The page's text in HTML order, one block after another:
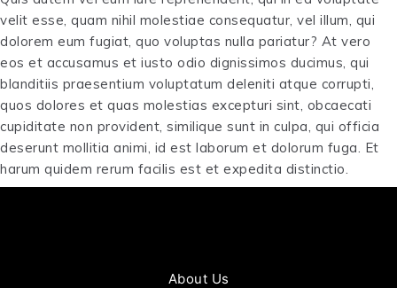
velit esse, quam nihil molestiae consequatur, vel illum, qui
dolorem eum fugiat, quo voluptas nulla pariatur? At vero
eos et accusamus et iusto odio dignissimos ducimus, qui
blanditiis praesentium voluptatum deleniti atque corrupti,
quos dolores et quas molestias excepturi sint, obcaecati
cupiditate non provident, similique sunt in culpa, qui officia
deserunt mollitia animi, id est laborum et dolorum fuga. Et
harum quidem rerum facilis est et expedita distinctio.
About Us